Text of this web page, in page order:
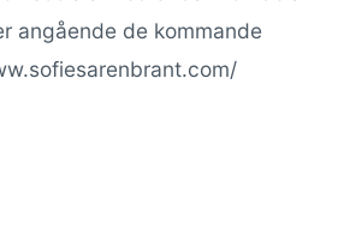
angående de kommande